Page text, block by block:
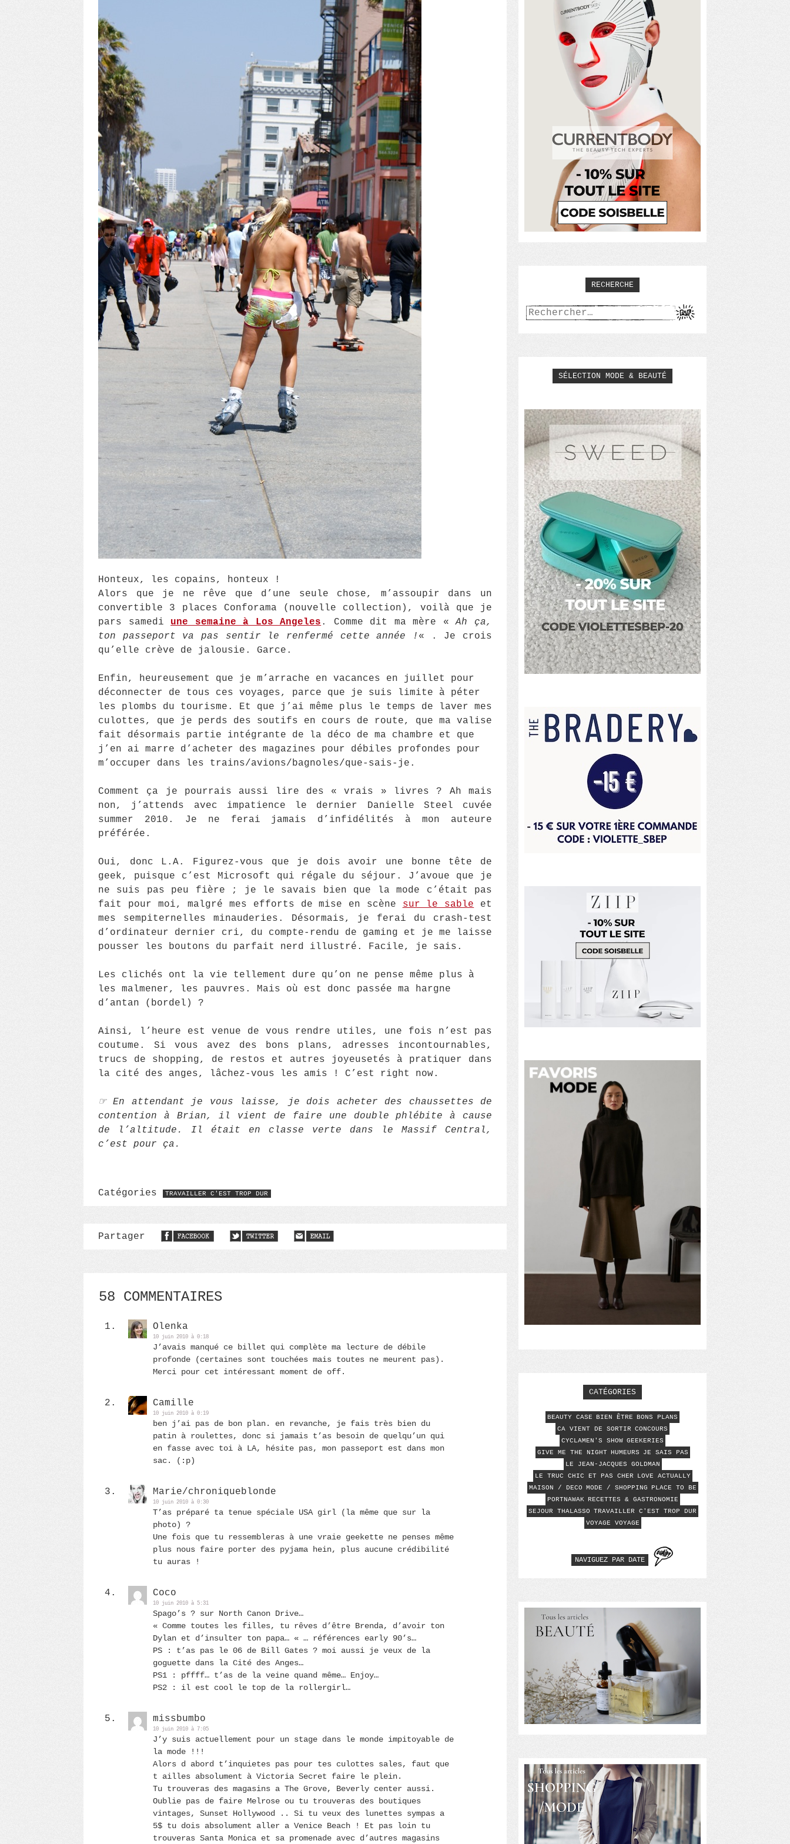
Honteux, les copains, honteux !
Alors que je ne rêve que d’une seule chose, m’assoupir dans un
convertible 3 places Conforama (nouvelle collection), voilà que je
pars samedi une semaine à Los Angeles . Comme dit ma mère «Ah ça,
ton passeport va pas sentir le renfermé cette année ! « . Je crois
qu’elle crève de jalousie. Garce.
Enfin, heureusement que je m’arrache en vacances en juillet pour
déconnecter de tous ces voyages, parce que je suis limite à péter
les plombs du tourisme. Et que j’ai même plus le temps de laver mes
culottes, que je perds des soutifs en cours de route, que ma valise
fait désormais partie intégrante de la déco de ma chambre et que
j’en ai marre d’acheter des magazines pour débiles profondes pour
m’occuper dans les trains/avions/bagnoles/que-sais-je.
Comment ça je pourrais aussi lire des « vrais » livres ? Ah mais
non, j’attends avec impatience le dernier Danielle Steel cuvée
summer 2010. Je ne ferai jamais d’infidélités à mon auteure
préférée.
Oui, donc L.A. Figurez-vous que je dois avoir une bonne tête de
geek, puisque c’est Microsoft qui régale du séjour. J’avoue que je
ne suis pas peu fière ; je le savais bien que la mode c’était pas
fait pour moi, malgré mes efforts de mise en scène sur le sable et
mes sempiternelles minauderies. Désormais, je ferai du crash-test
d’ordinateur dernier cri, du compte-rendu de gaming et je me laisse
pousser les boutons du parfait nerd illustré. Facile, je sais.
Les clichés ont la vie tellement dure qu’on ne pense même plus à
les malmener, les pauvres. Mais où est donc passée ma hargne
d’antan (bordel) ?
Ainsi, l’heure est venue de vous rendre utiles, une fois n’est pas
coutume. Si vous avez des bons plans, adresses incontournables,
trucs de shopping, de restos et autres joyeusetés à pratiquer dans
la cité des anges, lâchez-vous les amis ! C’est right now.
☞ En attendant je vous laisse, je dois acheter des chaussettes de
contention à Brian, il vient de faire une double phlébite à cause
de l’altitude. Il était en classe verte dans le Massif Central,
c’est pour ça.
Catégories TRAVAILLER C'EST TROP DUR
Partager
58 COMMENTAIRES
Olenka
10 juin 2010 à 0:18
J’avais manqué ce billet qui complète ma lecture de débile
profonde (certaines sont touchées mais toutes ne meurent pas).
Merci pour cet intéressant moment de off.
Camille
10 juin 2010 à 0:19
ben j’ai pas de bon plan. en revanche, je fais très bien du
patin à roulettes, donc si jamais t’as besoin de quelqu’un qui
en fasse avec toi à LA, hésite pas, mon passeport est dans mon
sac. (:p)
Marie/chroniqueblonde
10 juin 2010 à 0:30
T’as préparé ta tenue spéciale USA girl (la même que sur la
photo) ?
Une fois que tu ressembleras à une vraie geekette ne penses même
plus nous faire porter des pyjama hein, plus aucune crédibilité
tu auras !
Coco
10 juin 2010 à 5:31
Spago’s ? sur North Canon Drive…
« Comme toutes les filles, tu rêves d’être Brenda, d’avoir ton
Dylan et d’insulter ton papa… « … références early 90’s…
PS : t’as pas le 06 de Bill Gates ? moi aussi je veux de la
goguette dans la Cité des Anges…
PS1 : pffff… t’as de la veine quand même… Enjoy…
PS2 : il est cool le top de la rollergirl…
missbumbo
10 juin 2010 à 7:05
J’y suis actuellement pour un stage dans le monde impitoyable de
la mode !!!
Alors d abord t’inquietes pas pour tes culottes sales, faut que
t ailles absolument à Victoria Secret faire le plein.
Tu trouveras des magasins a The Grove, Beverly center aussi.
Oublie pas de faire Melrose ou tu trouveras des boutiques
vintages, Sunset Hollywood .. Si tu veux des lunettes sympas a
5$ tu dois absolument aller a Venice Beach ! Et pas loin tu
trouveras Santa Monica et sa promenade avec d’autres magasins
RECHERCHE
Rechercher :
SÉLECTION MODE & BEAUTÉ
CATÉGORIES
BEAUTY CASE BIEN ÊTRE BONS PLANS
CA VIENT DE SORTIR CONCOURS
CYCLAMEN'S SHOW GEEKERIES
GIVE ME THE NIGHT HUMEURS
JE SAIS PAS
LE JEAN-JACQUES GOLDMAN
LE TRUC CHIC ET PAS CHER
LOVE ACTUALLY
MAISON / DECO MODE / SHOPPING PLACE TO BE
PORTNAWAK RECETTES & GASTRONOMIE
SEJOUR THALASSO TRAVAILLER C'EST TROP DUR
VOYAGE VOYAGE
NAVIGUEZ PAR DATE